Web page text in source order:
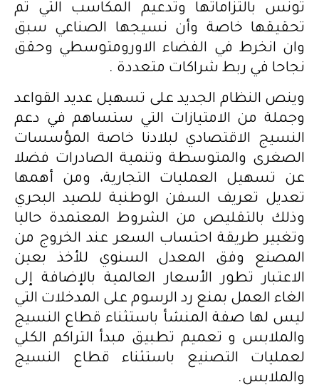
تونس بالتزاماتها وتدعيم المكاسب التي تم
تحقيقها خاصة وأن نسيجها الصناعي سبق
وان انخرط في الفضاء الاورومتوسطي وحقق
نجاحا في ربط شراكات متعددة .
وينص النظام الجديد على تسهيل عديد القواعد
وجملة من الامتيازات التي ستساهم في دعم
النسيج الاقتصادي لبلادنا خاصة المؤسسات
الصغرى والمتوسطة وتنمية الصادرات فضلا
عن تسهيل العمليات التجارية، ومن أهمها
تعديل تعريف السفن الوطنية للصيد البحري
وذلك بالتقليص من الشروط المعتمدة حاليا
وتغيير طريقة احتساب السعر عند الخروج من
المصنع وفق المعدل السنوي للأخذ بعين
الاعتبار تطور الأسعار العالمية بالإضافة إلى
الغاء العمل بمنع رد الرسوم على المدخلات التي
ليس لها صفة المنشأ باستثناء قطاع النسيج
والملابس و تعميم تطبيق مبدأ التراكم الكلي
لعمليات التصنيع باستثناء قطاع النسيج
والملابس.